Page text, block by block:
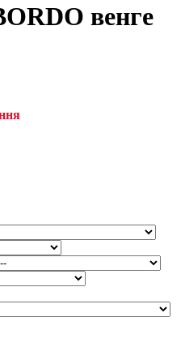
венге